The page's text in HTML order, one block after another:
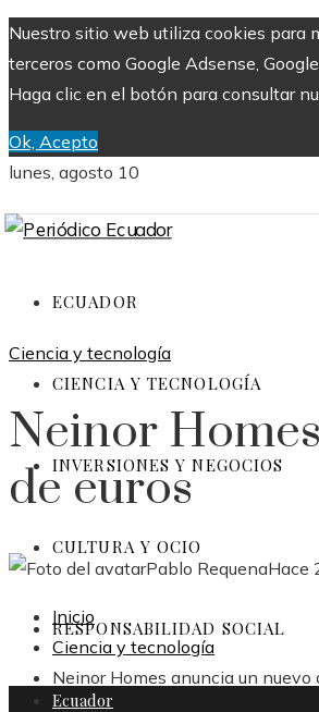
Nuestro sitio web utiliza cookies para
terceros como Google Adsense,
Haga clic en el botón para consultar
Ok, Acepto
lunes, agosto 10
ECUADOR
CIENCIA Y TECNOLOGÍA
INVERSIONES Y NEGOCIOS
CULTURA Y OCIO
RESPONSABILIDAD SOCIAL
Ecuador
Ciencia y tecnología
Neinor
de euros
Pablo RequenaHace
Inicio
Ciencia y tecnología
Neinor Homes anuncia un